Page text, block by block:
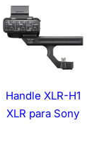
Handle XLR-H1
XLR para Sony